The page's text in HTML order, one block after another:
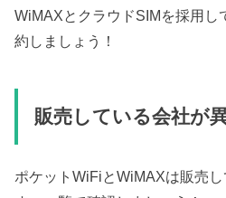
WiMAXとクラウドSIMを採用し
約しましょう！
販売している会社が
ポケットWiFiとWiMAXは販売